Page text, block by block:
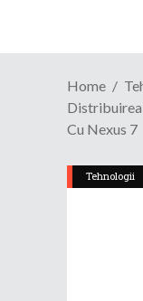
Home
Cu Nexus 7
Tehnologii